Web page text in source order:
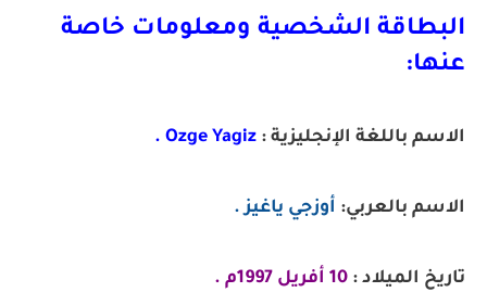
البطاقة الشخصية ومعلومات خاصة
عنها:
الاسم باللغة الإنجليزية : Ozge Yagiz .
الاسم بالعربي: أوزجي ياغيز .
تاريخ الميلاد : 10 أفريل 1997م .